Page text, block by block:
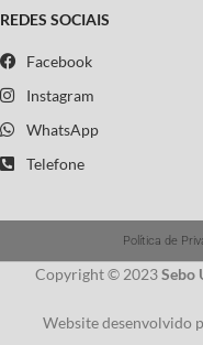
REDES SOCIAIS
Facebook
Instagram
WhatsApp
Telefone
Política de
Copyright © 2023Sebo
Website desenvolvido